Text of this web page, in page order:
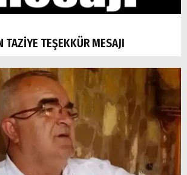
TAZİYE TEŞEKKÜR MESAJI